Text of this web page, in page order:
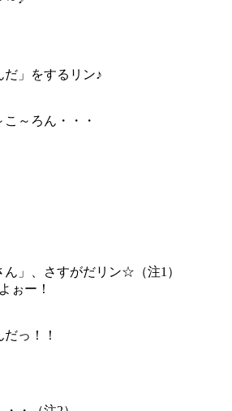
だ」をするリン♪
～ろん・・・
」、さすがだリン☆（注1）
ぉー！
っ！！